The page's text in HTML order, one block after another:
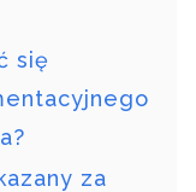
się
za